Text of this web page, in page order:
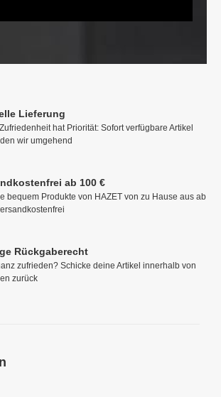
Lieferung
hat Priorität: Sofort verfügbare Artikel
wir umgehend
ab 100 €
bequem Produkte von HAZET von zu Hause aus ab
Rückgaberecht
zufrieden? Schicke deine Artikel innerhalb von
zurück